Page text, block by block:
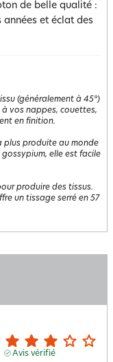
de belle qualité :
années et éclat des
(généralement à 45°)
vos nappes, couettes,
en finition.
plus produite au monde
elle est facile
produire des tissus.
un tissage serré en 57
Avis vérifié